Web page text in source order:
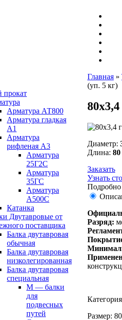
прокат
Арматура АТ800
Арматура гладкая
А1
Арматура
рифленая А3
Арматура
25Г2С
Арматура
35ГС
Арматура
А500С
Катанка
Двутавровые от
поставщика
Балка двутавровая
обычная
Балка двутавровая
низколегированная
Балка двутавровая
специальная
М — балки
для
подвесных
путей
Главная »
(уп. 5 кг)
Диаметр:
Длина:
Заказать
Узнать
Подробно
Разряд:
Размер: